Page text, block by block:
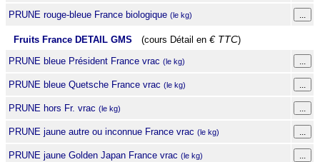
PRUNE rouge-bleue France biologique (le kg)
Fruits France DETAIL GMS (cours Détail en € TTC)
PRUNE bleue Président France vrac (le kg)
PRUNE bleue Quetsche France vrac (le kg)
PRUNE hors Fr. vrac (le kg)
PRUNE jaune autre ou inconnue France vrac (le kg)
PRUNE jaune Golden Japan France vrac (le kg)